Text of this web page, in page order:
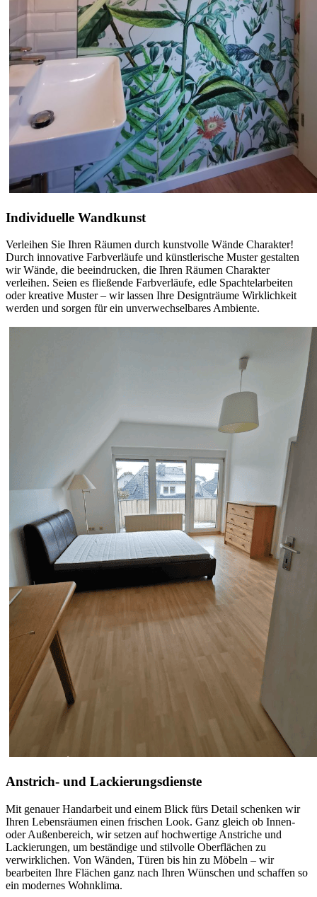
Individuelle Wandkunst
Verleihen Sie Ihren Räumen durch kunstvolle Wände Charakter!
Durch innovative Farbverläufe und künstlerische Muster gestalten
wir Wände, die beeindrucken, die Ihren Räumen Charakter
verleihen. Seien es fließende Farbverläufe, edle Spachtelarbeiten
oder kreative Muster – wir lassen Ihre Designträume Wirklichkeit
werden und sorgen für ein unverwechselbares Ambiente.
Anstrich- und Lackierungsdienste
Mit genauer Handarbeit und einem Blick fürs Detail schenken wir
Ihren Lebensräumen einen frischen Look. Ganz gleich ob Innen-
oder Außenbereich, wir setzen auf hochwertige Anstriche und
Lackierungen, um beständige und stilvolle Oberflächen zu
verwirklichen. Von Wänden, Türen bis hin zu Möbeln – wir
bearbeiten Ihre Flächen ganz nach Ihren Wünschen und schaffen so
ein modernes Wohnklima.